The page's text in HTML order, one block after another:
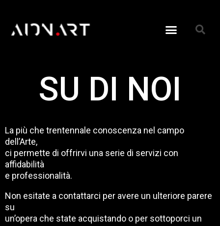
SU DI NOI
La più che trentennale conoscenza nel campo
dell’Arte,
ci permette di offrirvi una serie di servizi con
affidabilità
e professionalità.
Non esitate a contattarci per avere un ulteriore parere
su
un’opera che state acquistando o per sottoporci un